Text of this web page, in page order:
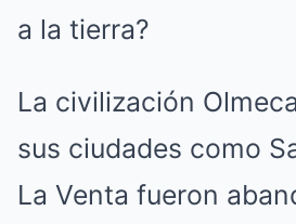
a la tierra?
La civilización
sus ciudades como
La Venta fueron